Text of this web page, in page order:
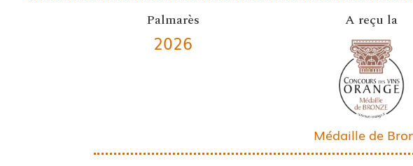
Palmarès
2026
A reçu la
Médaille de